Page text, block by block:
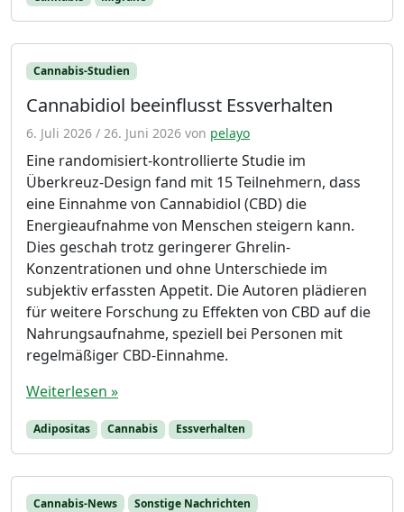
Cannabis-Studien
Cannabidiol beeinflusst Essverhalten
6. Juli 2026 / 26. Juni 2026 von pelayo
Eine randomisiert-kontrollierte Studie im
Überkreuz-Design fand mit 15 Teilnehmern, dass
eine Einnahme von Cannabidiol (CBD) die
Energieaufnahme von Menschen steigern kann.
Dies geschah trotz geringerer Ghrelin-
Konzentrationen und ohne Unterschiede im
subjektiv erfassten Appetit. Die Autoren plädieren
für weitere Forschung zu Effekten von CBD auf die
Nahrungsaufnahme, speziell bei Personen mit
regelmäßiger CBD-Einnahme.
Weiterlesen »
Adipositas Cannabis Essverhalten
Cannabis-News Sonstige Nachrichten